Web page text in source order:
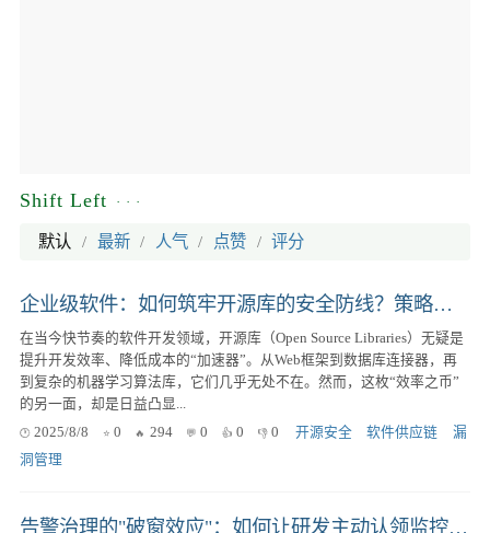
Shift Left
默认 / 最新 / 人气 / 点赞 / 评分
企业级软件：如何筑牢开源库的安全防线？策略、工具与实战指南
在当今快节奏的软件开发领域，开源库（Open Source Libraries）无疑是
提升开发效率、降低成本的“加速器”。从Web框架到数据库连接器，再
到复杂的机器学习算法库，它们几乎无处不在。然而，这枚“效率之币”
的另一面，却是日益凸显...
2025/8/8
0 294 0 0 0 开源安全 软件供应链
漏
洞管理
告警治理的"破窗效应"：如何让研发主动认领监控Ownership